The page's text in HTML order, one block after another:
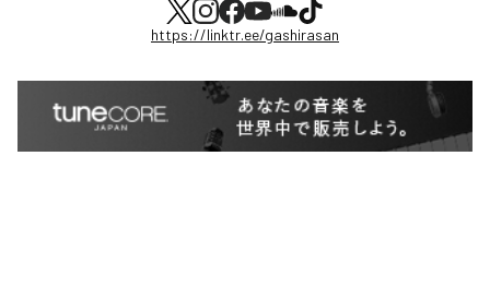
https://linktr.ee/gashirasan